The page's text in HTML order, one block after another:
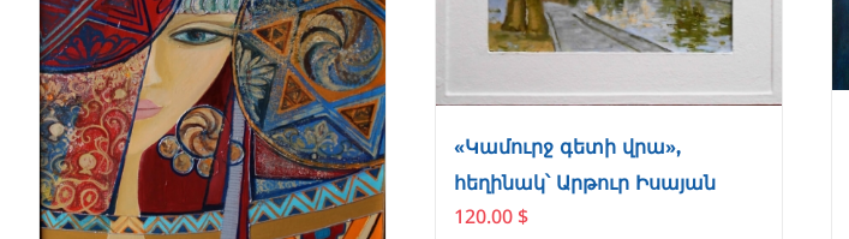
«Կամուրջ գետի վրա»,
հեղինակ՝ Արթուր Իսայան
120.00 $